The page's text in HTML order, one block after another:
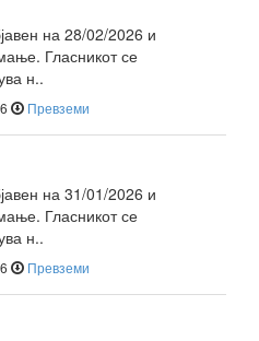
на 28/02/2026 и
Гласникот се
н..
Превземи
на 31/01/2026 и
Гласникот се
н..
Превземи